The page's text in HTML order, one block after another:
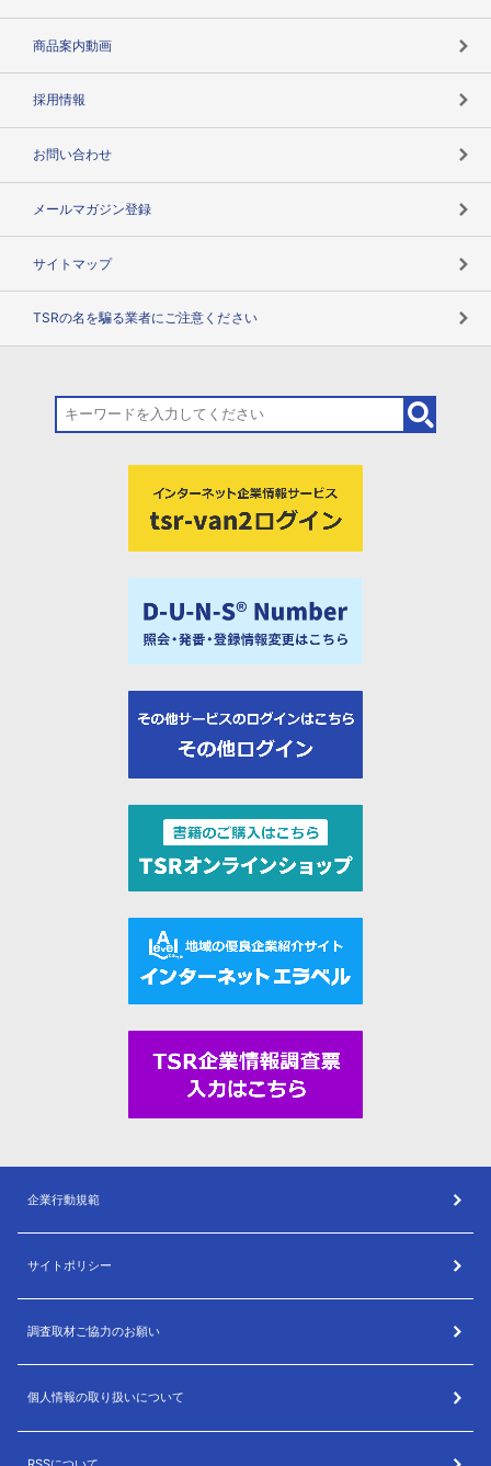
商品案内動画
採用情報
お問い合わせ
メールマガジン登録
サイトマップ
TSRの名を騙る業者にご注意ください
企業行動規範
サイトポリシー
調査取材ご協力のお願い
個人情報の取り扱いについて